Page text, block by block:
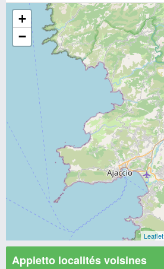
+
−
Leaflet
Appietto localités voisines